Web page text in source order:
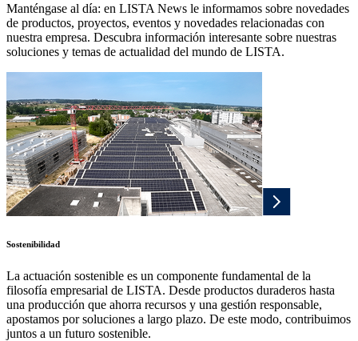
Manténgase al día: en LISTA News le informamos sobre novedades
de productos, proyectos, eventos y novedades relacionadas con
nuestra empresa. Descubra información interesante sobre nuestras
soluciones y temas de actualidad del mundo de LISTA.
Sostenibilidad
La actuación sostenible es un componente fundamental de la
filosofía empresarial de LISTA. Desde productos duraderos hasta
una producción que ahorra recursos y una gestión responsable,
apostamos por soluciones a largo plazo. De este modo, contribuimos
juntos a un futuro sostenible.